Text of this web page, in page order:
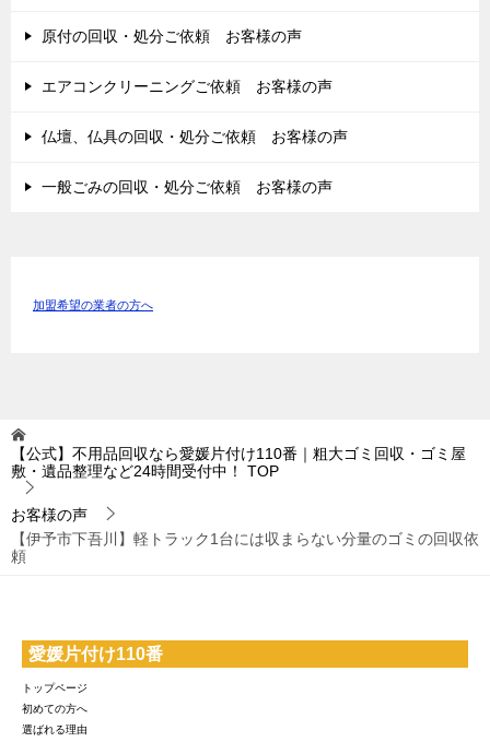
原付の回収・処分ご依頼 お客様の声
エアコンクリーニングご依頼 お客様の声
仏壇、仏具の回収・処分ご依頼 お客様の声
一般ごみの回収・処分ご依頼 お客様の声
加盟希望の業者の方へ
【公式】不用品回収なら愛媛片付け110番｜粗大ゴミ回収・ゴミ屋
敷・遺品整理など24時間受付中！
TOP
お客様の声
【伊予市下吾川】軽トラック1台には収まらない分量のゴミの回収依
頼
愛媛片付け110番
トップページ
初めての方へ
選ばれる理由